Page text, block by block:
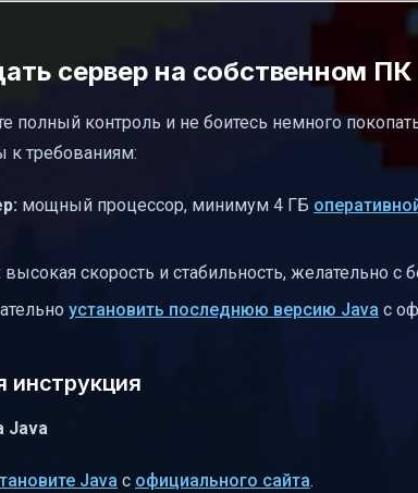
сервер на собственном ПК
полный контроль и не боитесь немного
к требованиям:
мощный процессор, минимум 4 ГБ
высокая скорость и стабильность, желательно
установить последнюю версию Java с
инструкция
Java
Java с официального сайта.